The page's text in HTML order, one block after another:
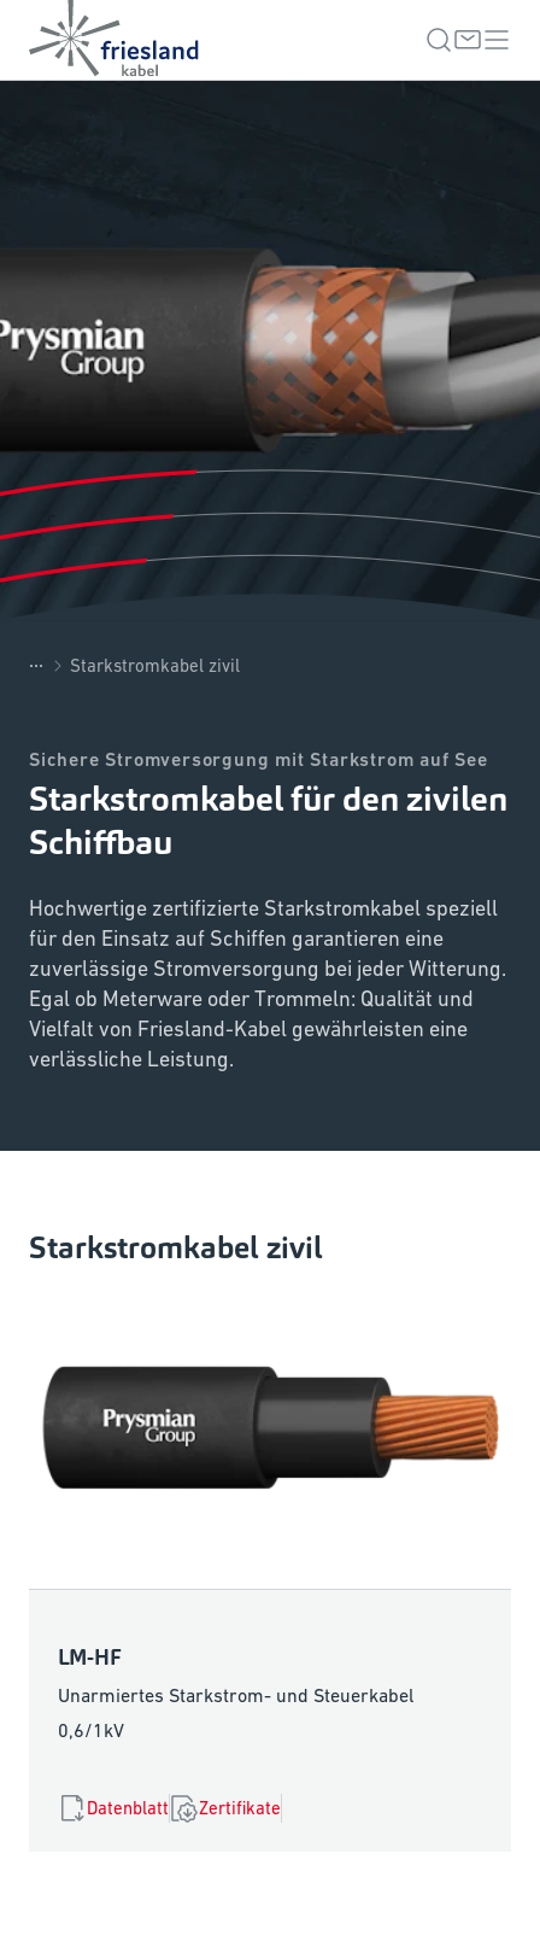
... Starkstromkabel zivil
Sichere Stromversorgung mit Starkstrom auf See
Starkstromkabel für den zivilen
Schiffbau
Hochwertige zertifizierte Starkstromkabel speziell
für den Einsatz auf Schiffen garantieren eine
zuverlässige Stromversorgung bei jeder Witterung.
Egal ob Meterware oder Trommeln: Qualität und
Vielfalt von Friesland-Kabel gewährleisten eine
verlässliche Leistung.
Starkstromkabel zivil
LM-HF
Unarmiertes Starkstrom- und Steuerkabel
0,6/1kV
Datenblatt Zertifikate